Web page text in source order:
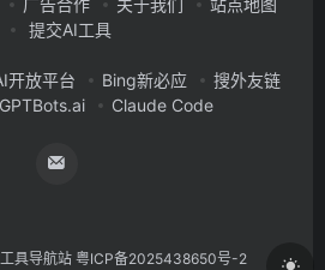
广告合作 关于我们
站点地图
提交AI工具
开放平台 Bing新必应
搜外友链
GPTBots.ai Claude Code
具导航站 粤ICP备2025438650号-2